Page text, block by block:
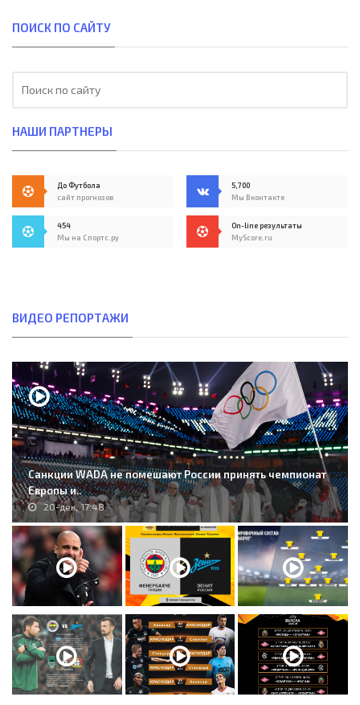
ПОИСК ПО САЙТУ
НАШИ ПАРТНЕРЫ
До Футбола
сайт прогнозов
5,700
Мы Вконтакте
454
Мы на Спортс.ру
On-line результаты
MyScore.ru
ВИДЕО РЕПОРТАЖИ
Санкции WADA не помешают России принять чемпионат
Европы и..
20-дек, 17:48